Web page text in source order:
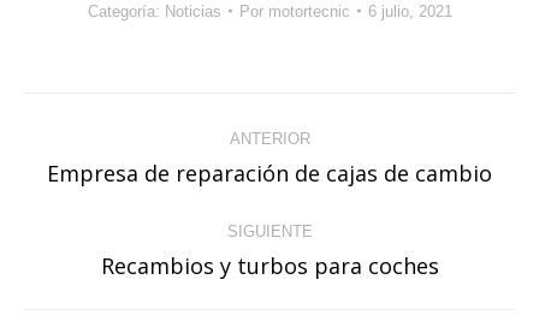
Categoría: Noticias Por motortecnic 6 julio, 2021
entre
publicaciones
ANTERIOR
Publicación
Empresa de reparación de cajas de cambio
SIGUIENTE
Publicación
Recambios y turbos para coches